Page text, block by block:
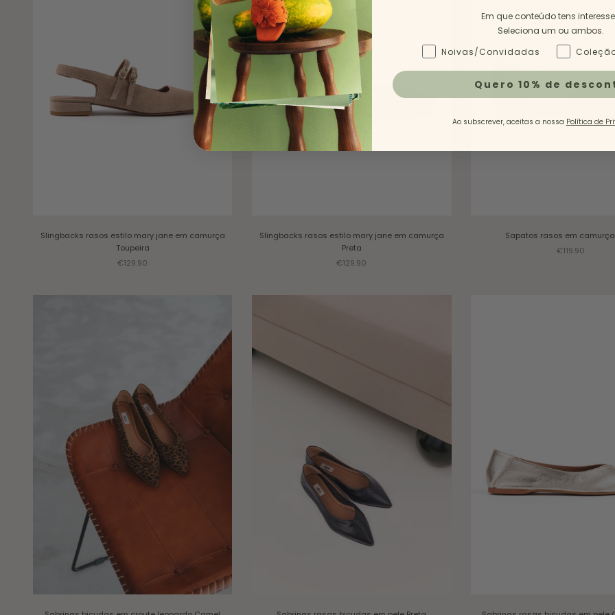
Slingbacks rasos estilo mary jane em camurça
Toupeira
Sale price
€129.90
Slingbacks rasos estilo mary jane em camurça
Preta
Sale price
€129.90
Sapatos rasos em camurça
Sale price
€119.90
Em que conteúdo tens
Seleciona um ou ambos.
Tipo de Conteúdo - NL
Noivas/Convidadas
Quero 10% de
Ao subscrever, aceitas a nossa Política de